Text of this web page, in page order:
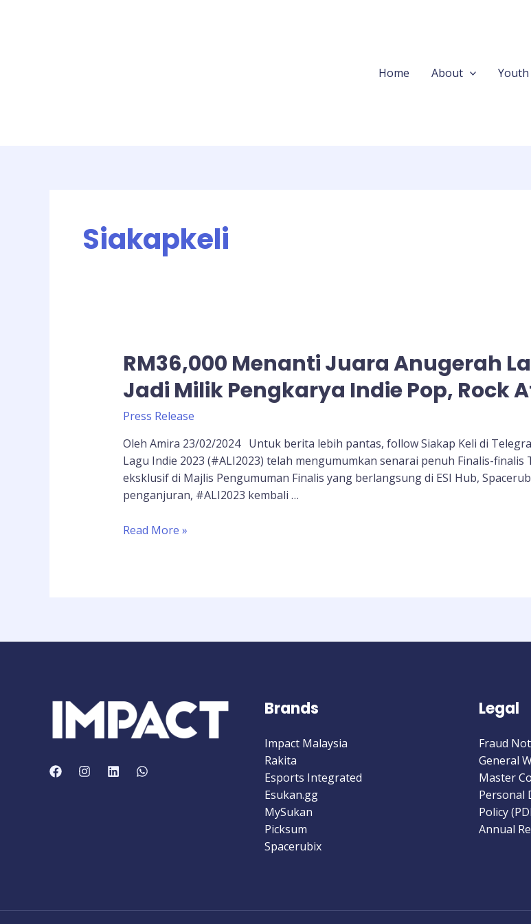
Home About Youth
Siakapkeli
RM36,000 Menanti Juara Anugerah
Jadi Milik Pengkarya Indie Pop, Rock
Press Release
Oleh Amira 23/02/2024 Untuk berita lebih pantas, follow Siakap Keli di
Lagu Indie 2023 (#ALI2023) telah mengumumkan senarai penuh Finalis-
eksklusif di Majlis Pengumuman Finalis yang berlangsung di ESI Hub,
penganjuran, #ALI2023 kembali …
Read More »
Brands
Impact Malaysia
Rakita
Esports Integrated
Esukan.gg
MySukan
Picksum
Spacerubix
Legal
Fraud
General
Master
Personal
Policy
Annual